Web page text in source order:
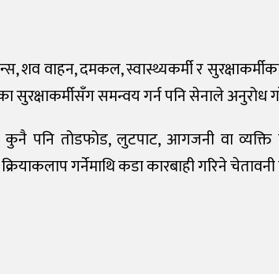
शव वाहन, दमकल, स्वास्थ्यकर्मी र
समन्वय गर्न पनि सेनाले अनुरोध
पनि तोडफोड, लुटपाट, आगजनी वा व्यक्ति
गर्नेमाथि कडा कारबाही गरिने